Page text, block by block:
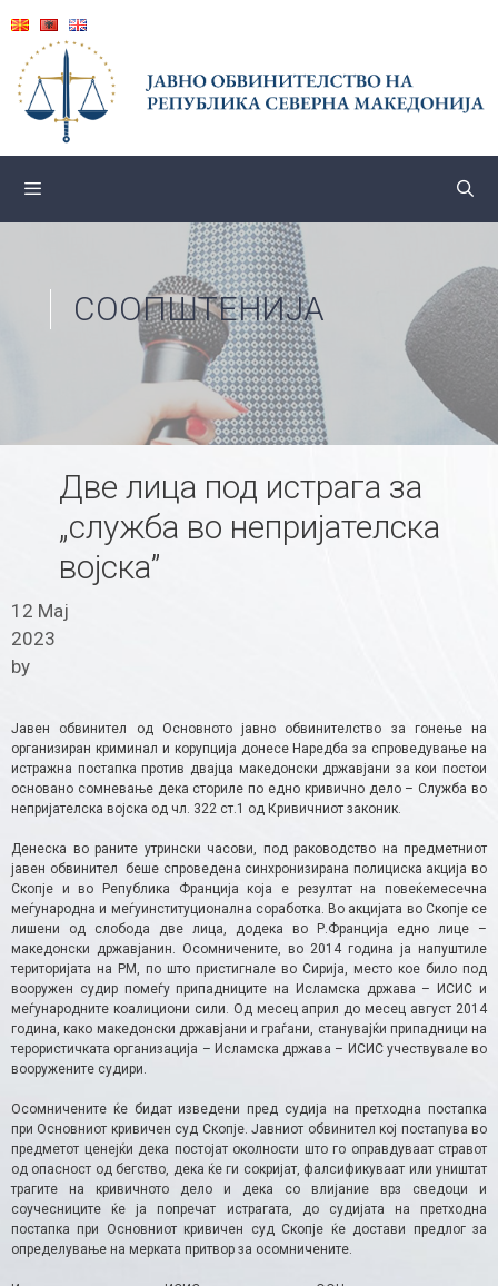
content
СООПШТЕНИЈА
Две лица под истрага за
„служба во непријателска
војска”
12 Мај
2023
by
Јавен обвинител од Основното јавно обвинителство за гонење на
организиран криминал и корупција донесе Наредба за спроведување на
истражна постапка против двајца македонски државјани за кои постои
основано сомневање дека сториле по едно кривично дело – Служба во
непријателска војска од чл. 322 ст.1 од Кривичниот законик.
Денеска во раните утрински часови, под раководство на предметниот
јавен обвинител беше спроведена синхронизирана полициска акција во
Скопје и во Република Франција која е резултат на повеќемесечна
меѓународна и меѓуинституционална соработка. Во акцијата во Скопје се
лишени од слобода две лица, додека во Р.Франција едно лице –
македонски државјанин. Осомничените, во 2014 година ја напуштиле
територијата на РМ, по што пристигнале во Сирија, место кое било под
вооружен судир помеѓу припадниците на Исламска држава – ИСИС и
меѓународните коалициони сили. Од месец април до месец август 2014
година, како македонски државјани и граѓани, станувајќи припадници на
терористичката организација – Исламска држава – ИСИС учествувале во
вооружените судири.
Осомничените ќе бидат изведени пред судија на претходна постапка
при Основниот кривичен суд Скопје. Јавниот обвинител кој постапува во
предметот ценејќи дека постојат околности што го оправдуваат стравот
oд опасност од бегство, дека ќе ги сокријат, фалсификуваат или уништат
трагите на кривичното дело и дека со влијание врз сведоци и
соучесниците ќе ја попречат истрагата, до судијата на претходна
постапка при Основниот кривичен суд Скопје ќе достави предлог за
определување на мерката притвор за осомничените.